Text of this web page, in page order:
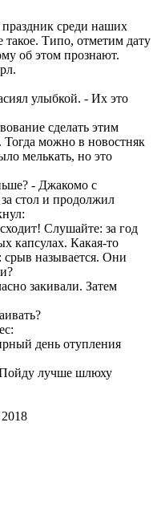
среди наших
Типо, отметим дату
об этом прознают.
улыбкой. - Их это
сделать этим
Тогда можно в новостняк
мелькать, но это
- Джакомо с
стол и продолжил
Слушайте: за год
капсулах. Какая-то
срыв называется. Они
закивали. Затем
день отупления
лучше шлюху